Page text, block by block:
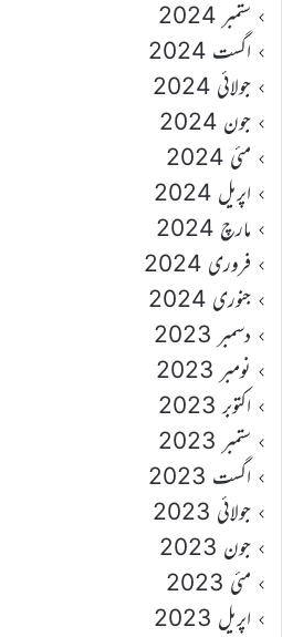
ستمبر 2024
اگست 2024
جولائی 2024
جون 2024
مئی 2024
اپریل 2024
مارچ 2024
فروری 2024
جنوری 2024
دسمبر 2023
نومبر 2023
اکتوبر 2023
ستمبر 2023
اگست 2023
جولائی 2023
جون 2023
مئی 2023
اپریل 2023